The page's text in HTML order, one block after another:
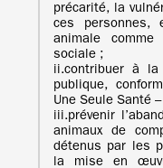
précarité, la
ces personnes,
animale
sociale ;
ii.contribuer à
publique,
Une Seule Santé
iii.prévenir
animaux de
détenus par les
la mise en